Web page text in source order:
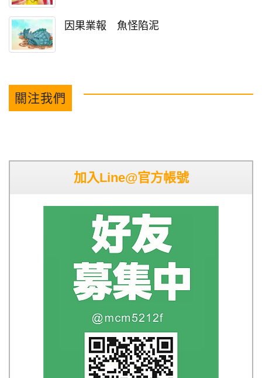
因果業報 魚怪陷泥
關注我們
加入Line@官方帳號